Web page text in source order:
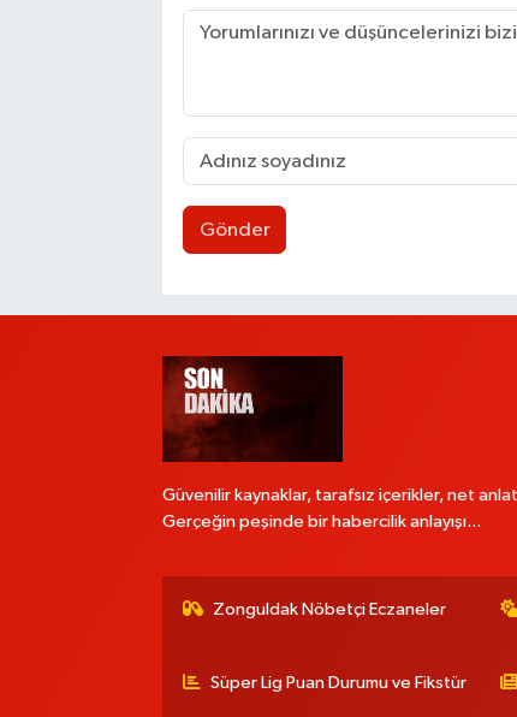
Gönder
Güvenilir kaynaklar, tarafsız içerikler, net
Gerçeğin peşinde bir habercilik anlayışı...
Zonguldak Nöbetçi Eczaneler
Süper Lig Puan Durumu ve Fikstür